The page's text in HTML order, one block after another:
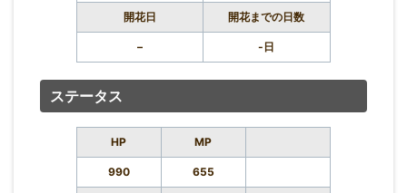
開花日 開花までの日数
– -日
ステータス
HP MP
990 655